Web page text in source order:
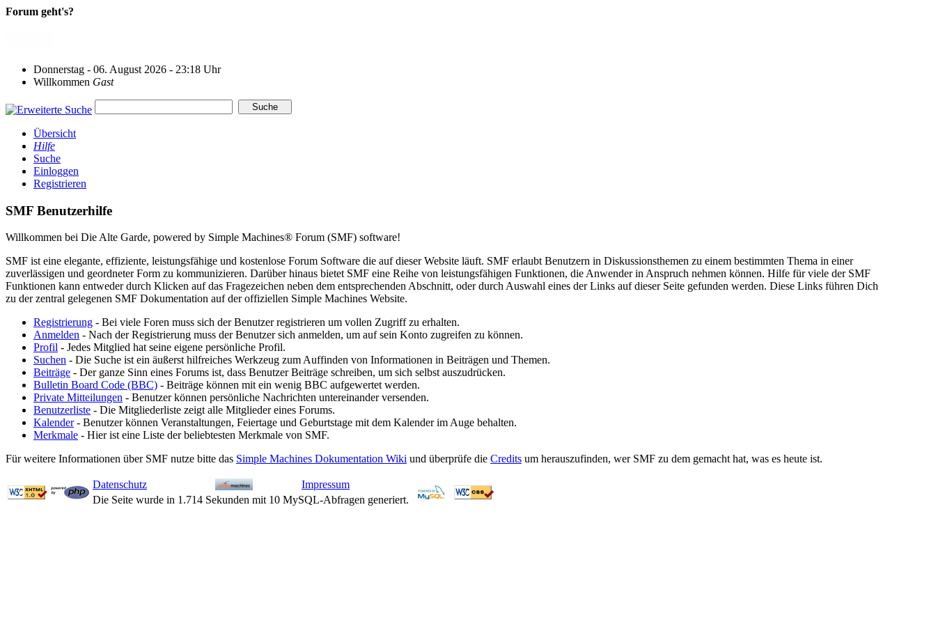
Forum geht's?
Donnerstag - 06. August 2026 - 23:18 Uhr
Willkommen Gast
Übersicht
Hilfe
Suche
Einloggen
Registrieren
SMF Benutzerhilfe
Willkommen bei Die Alte Garde, powered by Simple Machines® Forum (SMF) software!
SMF ist eine elegante, effiziente, leistungsfähige und kostenlose Forum Software die auf dieser Website läuft. SMF erlaubt Benutzern in Diskussionsthemen zu einem bestimmten Thema in einer
zuverlässigen und geordneter Form zu kommunizieren. Darüber hinaus bietet SMF eine Reihe von leistungsfähigen Funktionen, die Anwender in Anspruch nehmen können. Hilfe für viele der SMF
Funktionen kann entweder durch Klicken auf das Fragezeichen neben dem entsprechenden Abschnitt, oder durch Auswahl eines der Links auf dieser Seite gefunden werden. Diese Links führen Dich
zu der zentral gelegenen SMF Dokumentation auf der offiziellen Simple Machines Website.
Registrierung - Bei viele Foren muss sich der Benutzer registrieren um vollen Zugriff zu erhalten.
Anmelden - Nach der Registrierung muss der Benutzer sich anmelden, um auf sein Konto zugreifen zu können.
Profil - Jedes Mitglied hat seine eigene persönliche Profil.
Suchen - Die Suche ist ein äußerst hilfreiches Werkzeug zum Auffinden von Informationen in Beiträgen und Themen.
Beiträge - Der ganze Sinn eines Forums ist, dass Benutzer Beiträge schreiben, um sich selbst auszudrücken.
Bulletin Board Code (BBC) - Beiträge können mit ein wenig BBC aufgewertet werden.
Private Mitteilungen - Benutzer können persönliche Nachrichten untereinander versenden.
Benutzerliste - Die Mitgliederliste zeigt alle Mitglieder eines Forums.
Kalender- Benutzer können Veranstaltungen, Feiertage und Geburtstage mit dem Kalender im Auge behalten.
Merkmale - Hier ist eine Liste der beliebtesten Merkmale von SMF.
Für weitere Informationen über SMF nutze bitte das Simple Machines Dokumentation Wiki und überprüfe die Credits um herauszufinden, wer SMF zu dem gemacht hat, was es heute ist.
Datenschutz
Impressum
Die Seite wurde in 1.714 Sekunden mit 10 MySQL-Abfragen generiert.